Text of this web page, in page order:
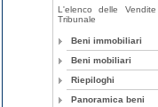
L'elenco delle
Tribunale
Beni immobiliari
Beni mobiliari
Riepiloghi
Panoramica beni